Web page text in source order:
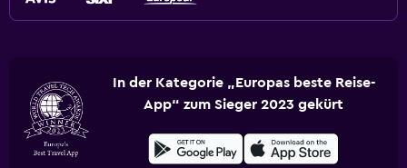
In der Kategorie „Europas beste Reise-
App“ zum Sieger 2023 gekürt